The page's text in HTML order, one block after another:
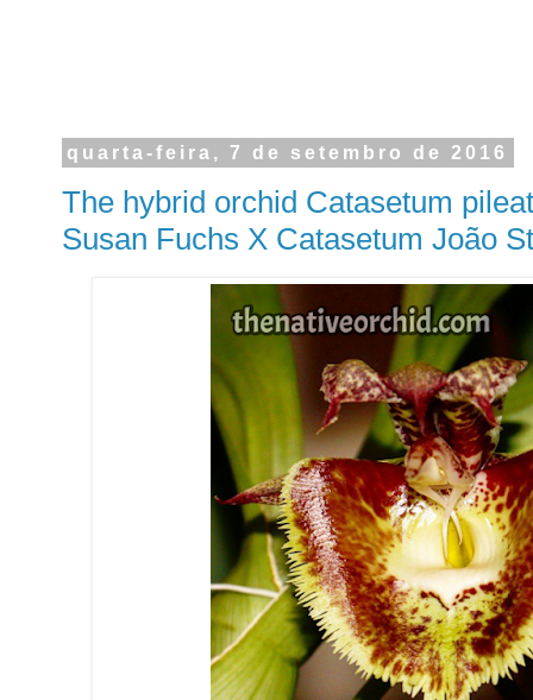
quarta-feira, 7 de setembro de 2016
The hybrid orchid Catasetum
Susan Fuchs X Catasetum João